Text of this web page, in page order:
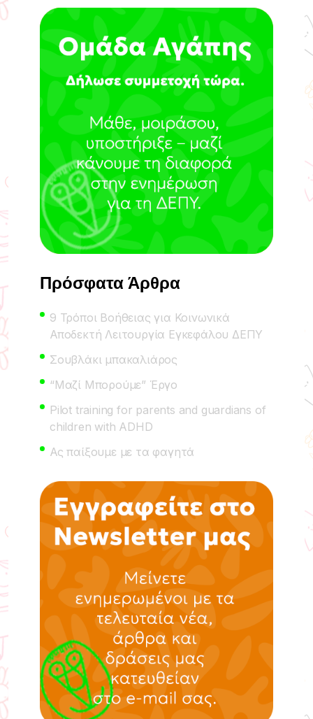
Πρόσφατα Άρθρα
9 Τρόποι Βοήθειας για Κοινωνικά
Αποδεκτή Λειτουργία Εγκεφάλου ΔΕΠΥ
Σουβλάκι μπακαλιάρος
“Μαζί Μπορούμε” Έργο
Pilot training for parents and guardians of
children with ADHD
Ας παίξουμε με τα φαγητά